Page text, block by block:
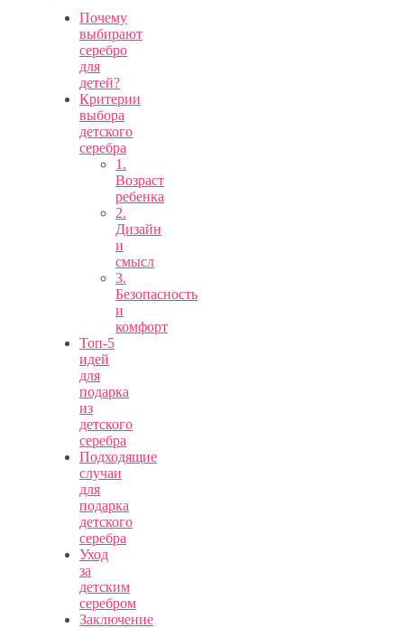
Почему
выбирают
серебро
для
детей?
Критерии
выбора
детского
серебра
1.
Возраст
ребенка
2.
Дизайн
и
смысл
3.
Безопасность
и
комфорт
Топ-5
идей
для
подарка
из
детского
серебра
Подходящие
случаи
для
подарка
детского
серебра
Уход
за
детским
серебром
Заключение